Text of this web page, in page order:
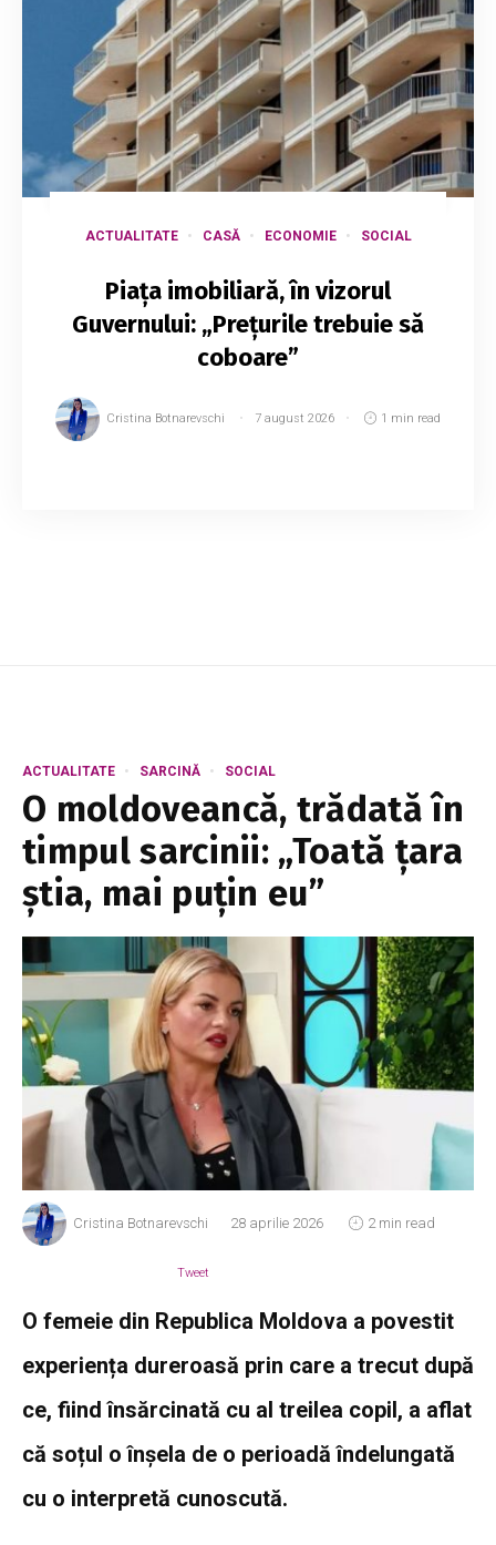
ACTUALITATE CASĂ ECONOMIE SOCIAL
Piața imobiliară, în vizorul
Guvernului: „Prețurile trebuie să
coboare”
Cristina Botnarevschi 7 august 2026 1 min read
ACTUALITATE SARCINĂ SOCIAL
O moldoveancă, trădată în
timpul sarcinii: „Toată țara
știa, mai puțin eu”
Cristina Botnarevschi 28 aprilie 2026 2 min read
Tweet
O femeie din Republica Moldova a povestit
experiența dureroasă prin care a trecut după
ce, fiind însărcinată cu al treilea copil, a aflat
că soțul o înșela de o perioadă îndelungată
cu o interpretă cunoscută.